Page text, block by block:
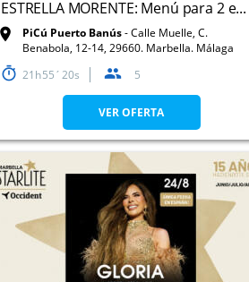
ESTRELLA MORENTE: Menú para 2 e...
PiCú Puerto Banús Calle Muelle, C.
Benabola, 12-14, 29660. Marbella. Málaga
21
55 19 5
VER OFERTA